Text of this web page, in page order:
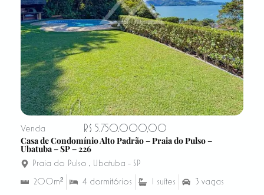
Venda
R$ 5.750.000,00
Casa de Condomínio Alto Padrão – Praia do Pulso –
Ubatuba – SP – 226
Praia do Pulso , Ubatuba - SP
200m²
4 dormitórios 1 suítes 3 vagas